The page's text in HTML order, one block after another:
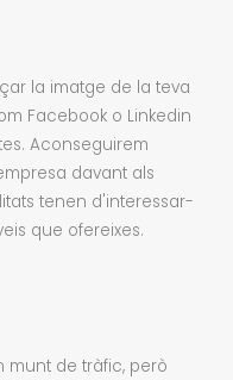
la imatge de la teva
Facebook o Linkedin
Aconseguirem
davant als
tenen d'interessar-
que ofereixes.
munt de tràfic, però